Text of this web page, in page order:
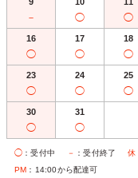
9
－
10
◯
11
◯
16
◯
17
◯
18
◯
23
◯
24
◯
25
◯
30
◯
31
◯
◯ ：受付中 － ：受付終了 休
PM ：14:00から配達可